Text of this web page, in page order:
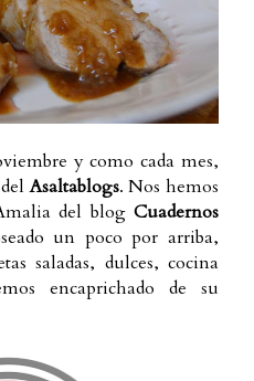
y como cada mes,
delAsaltablogs. Nos hemos
del blog Cuadernos
un poco por arriba,
saladas, dulces, cocina
encaprichado de su